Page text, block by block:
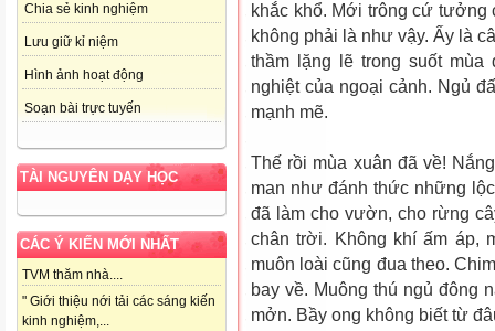
Chia sẻ kinh nghiệm
Lưu giữ kỉ niệm
Hình ảnh hoạt động
Soạn bài trực tuyến
TÀI NGUYÊN DẠY HỌC
CÁC Ý KIẾN MỚI NHẤT
TVM thăm nhà....
" Giới thiệu nới tải các sáng kiến
kinh nghiệm,...
khắc khổ. Mới trông cứ
không phải là như vậy. Ấy là
thầm lặng lẽ trong suốt
nghiệt của ngoại cảnh. Ngủ
mạnh mẽ.
Thế rồi mùa xuân đã về!
man như đánh thức những
đã làm cho vườn, cho rừng
chân trời. Không khí ấm áp,
muôn loài cũng đua theo.
bay về. Muông thú ngủ đông
mởn. Bầy ong không biết từ